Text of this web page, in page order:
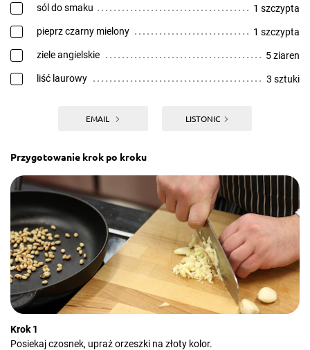
sól do smaku 1 szczypta
pieprz czarny mielony 1 szczypta
ziele angielskie 5 ziaren
liść laurowy 3 sztuki
EMAIL LISTONIC
Przygotowanie krok po kroku
Krok 1
Posiekaj czosnek, upraż orzeszki na złoty kolor.